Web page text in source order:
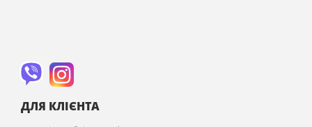
ДЛЯ КЛІЄНТА